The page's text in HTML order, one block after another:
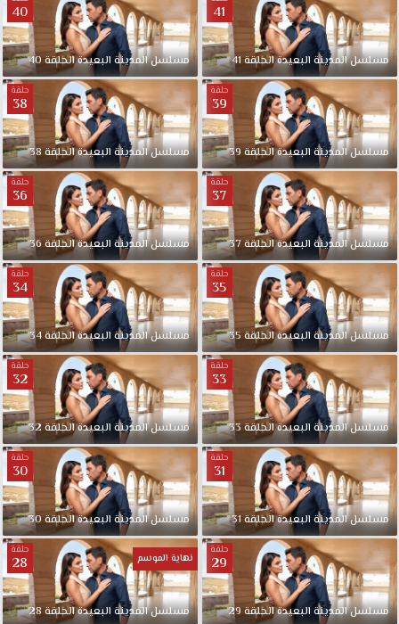
41
مسلسل المدينة البعيدة الحلقة 41
40
مسلسل المدينة البعيدة الحلقة 40
حلقة
39
مسلسل المدينة البعيدة الحلقة 39
حلقة
38
مسلسل المدينة البعيدة الحلقة 38
حلقة
37
مسلسل المدينة البعيدة الحلقة 37
حلقة
36
مسلسل المدينة البعيدة الحلقة 36
حلقة
35
مسلسل المدينة البعيدة الحلقة 35
حلقة
34
مسلسل المدينة البعيدة الحلقة 34
حلقة
33
مسلسل المدينة البعيدة الحلقة 33
حلقة
32
مسلسل المدينة البعيدة الحلقة 32
حلقة
31
مسلسل المدينة البعيدة الحلقة 31
حلقة
30
مسلسل المدينة البعيدة الحلقة 30
حلقة
29
مسلسل المدينة البعيدة الحلقة 29
نهاية الموسم
حلقة
28
مسلسل المدينة البعيدة الحلقة 28